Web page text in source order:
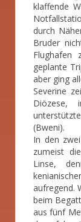
klaffende
durch
Bruder
Flughafen
geplante
aber ging
Severine
Diözese,
(Bweni).
In den
zumeist
Linse,
aufregend.
beim
aus fünf